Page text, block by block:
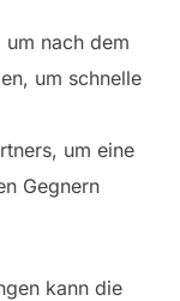
um nach dem
um schnelle
um eine
Gegnern
kann die